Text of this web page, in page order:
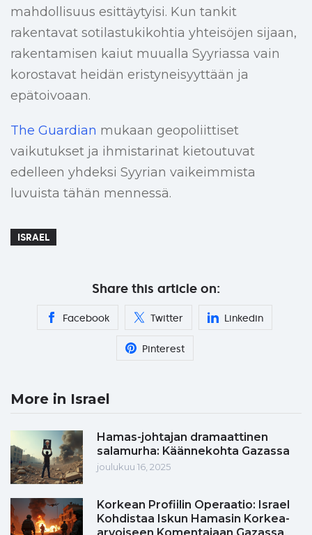
mahdollisuus esittäytyisi. Kun tankit
rakentavat sotilastukikohtia yhteisöjen sijaan,
rakentamisen kaiut muualla Syyriassa vain
korostavat heidän eristyneisyyttään ja
epätoivoaan.
The Guardian mukaan geopoliittiset
vaikutukset ja ihmistarinat kietoutuvat
edelleen yhdeksi Syyrian vaikeimmista
luvuista tähän mennessä.
ISRAEL
Share this article on:
Facebook Twitter Linkedin
Pinterest
More in Israel
Hamas-johtajan dramaattinen
salamurha: Käännekohta Gazassa
joulukuu 16, 2025
Korkean Profiilin Operaatio: Israel
Kohdistaa Iskun Hamasin Korkea-